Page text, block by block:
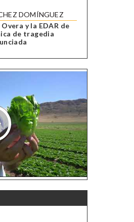
DOMÍNGUEZ
y la EDAR de
de tragedia